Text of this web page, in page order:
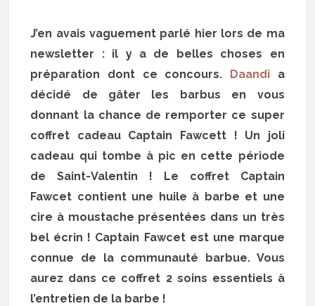
J’en avais vaguement parlé hier lors de ma
newsletter : il y a de belles choses en
préparation dont ce concours. Daandia
décidé de gâter les barbus en vous
donnant la chance de remporter ce super
coffret cadeau Captain Fawcett ! Un joli
cadeau qui tombe à pic en cette période
de Saint-Valentin ! Le coffret Captain
Fawcet contient une huile à barbe et une
cire à moustache présentées dans un très
bel écrin ! Captain Fawcet est une marque
connue de la communauté barbue. Vous
aurez dans ce coffret 2 soins essentiels à
l’entretien de la barbe !